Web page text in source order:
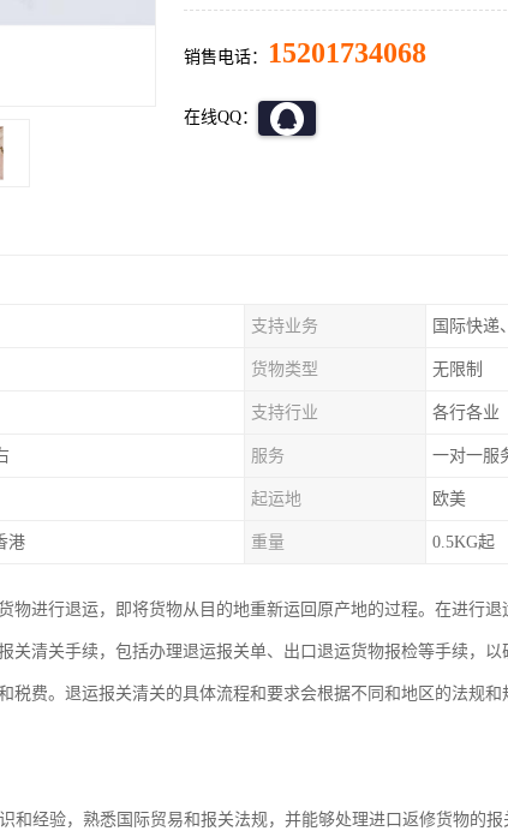
销售电话： 15201734068
在线QQ：
支持业务
货物类型 无限制
支持行业 各行各业
服务 一对一服
起运地 欧美
港 重量 0.5KG起
物进行退运，即将货物从目的地重新运回原产地的过程。在进行
关清关手续，包括办理退运报关单、出口退运货物报检等手续，
税费。退运报关清关的具体流程和要求会根据不同和地区的法规
和经验，熟悉国际贸易和报关法规，并能够处理进口返修货物的报